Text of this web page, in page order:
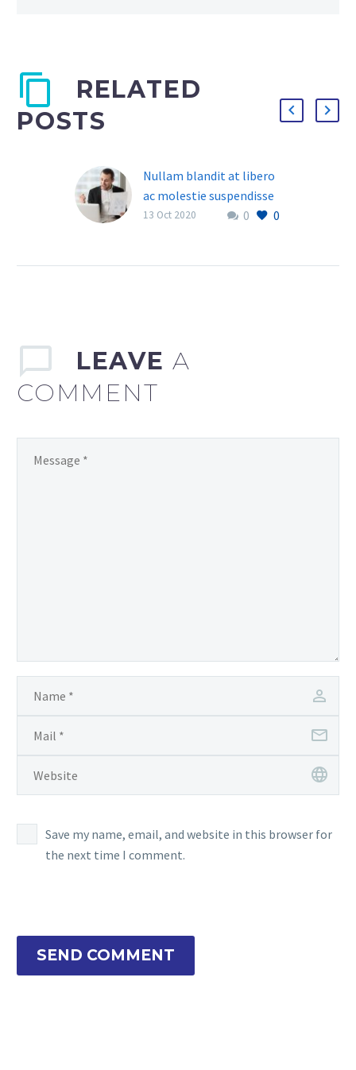
RELATED
POSTS
Nullam blandit at libero
ac molestie suspendisse
lacinia turpis in ante
0 0
13 Oct 2020
LEAVE A
COMMENT
Save my name, email, and website in this browser for
the next time I comment.
SEND COMMENT